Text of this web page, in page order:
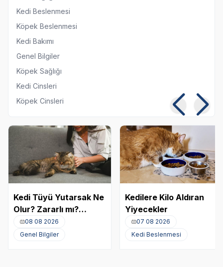
Kedi Beslenmesi
Köpek Beslenmesi
Kedi Bakımı
Genel Bilgiler
Köpek Sağlığı
Kedi Cinsleri
Köpek Cinsleri
Kedi Tüyü Yutarsak Ne
Olur? Zararlı mı?
Akciğere Kedi Tüyü
Kaçması
08 08 2026
Genel Bilgiler
Kedilere Kilo Aldıran
Yiyecekler
07 08 2026
Kedi Beslenmesi